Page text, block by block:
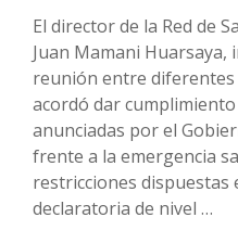
El director de la Red de
Juan Mamani
reunión entre diferentes
acordó dar
anunciadas por el
frente a la emergencia
restricciones dispuestas
declaratoria de nivel …